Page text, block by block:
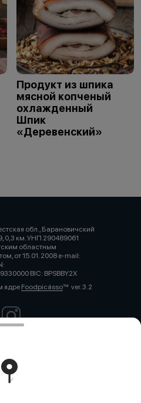
Продукт из шпика
мясной копченый
охлажденный
Шпик
«Деревенский»
обл., Барановичский
0,3 км. УНП 290489061
областным
от 15.01. 2008 e-mail:
BIC: BPSBBY2X
ядре Foodpicássover. 3.2